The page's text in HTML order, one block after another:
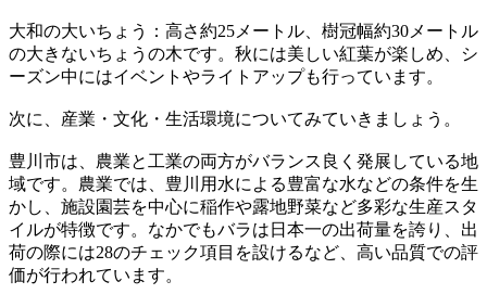
大和の大いちょう：高さ約25メートル、樹冠幅約30メートル
の大きないちょうの木です。秋には美しい紅葉が楽しめ、シ
ーズン中にはイベントやライトアップも行っています。
次に、産業・文化・生活環境についてみていきましょう。
豊川市は、農業と工業の両方がバランス良く発展している地
域です。農業では、豊川用水による豊富な水などの条件を生
かし、施設園芸を中心に稲作や露地野菜など多彩な生産スタ
イルが特徴です。なかでもバラは日本一の出荷量を誇り、出
荷の際には28のチェック項目を設けるなど、高い品質での評
価が行われています。